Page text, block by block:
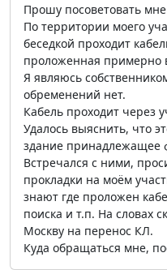
Прошу посоветовать
По территории моего
беседкой проходит
проложенная примерно
Я являюсь
обременений нет.
Кабель проходит через
Удалось выяснить, что
здание принадлежащее
Встречался с ними,
прокладки на моём
знают где проложен
поиска и т.п. На словах
Москву на перенос КЛ.
Куда обращаться мне,